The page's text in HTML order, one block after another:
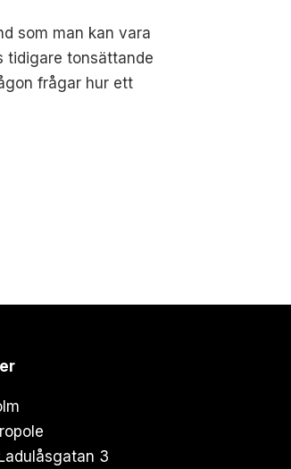
som man kan vara
tidigare tonsättande
frågar hur ett
3